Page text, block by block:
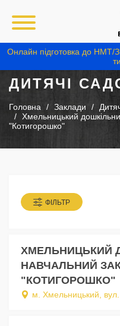
Онлайн підготовка до НМТ/
ДИТЯЧІ
Головна Заклади
Хмельницький
"Котигорошко"
ФІЛЬТР
ХМЕЛЬНИЦЬКИЙ
НАВЧАЛЬНИЙ
"КОТИГОРОШКО"
м. Хмельницький, вул.